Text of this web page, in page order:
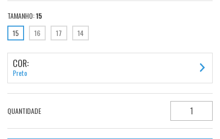
TAMANHO:15
15
16 17 14
COR:
Preto
QUANTIDADE